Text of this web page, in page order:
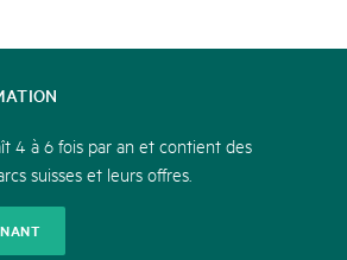
4 à 6 fois par an et contient des
suisses et leurs offres.